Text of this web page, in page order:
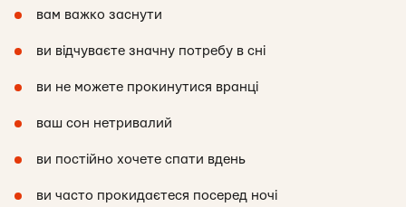
вам важко заснути
ви відчуваєте значну потребу в сні
ви не можете прокинутися вранці
ваш сон нетривалий
ви постійно хочете спати вдень
ви часто прокидаєтеся посеред ночі